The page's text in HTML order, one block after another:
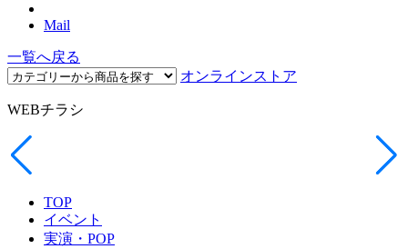
Mail
一覧へ戻る
オンラインストア
WEBチラシ
TOP
イベント
実演・POP